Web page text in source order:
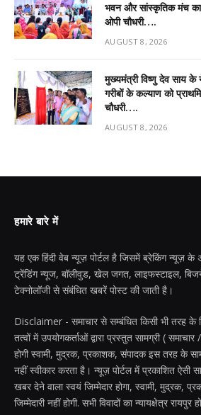
भवन और सांस्कृतिक मंच का
ओपी चौधरी….
AUGUST 8, 2026
मुख्यमंत्री विष्णु देव साय
गरीबों के कल्याण को
चौधरी….
AUGUST 8, 2026
हमारे बारे में
यह एक हिंदी वेब न्यूज़ पोर्टल है जिसमें ब्रेकिंग न्यूज़ के
ट्रेंडिंग न्यूज, बॉलीवुड, खेल जगत, लाइफस्टाइल,
टेक्नोलॉजी से संबंधित खबरें पोस्ट की जाती है।
Disclaimer - समाचार से सम्बंधित किसी भी तरह के
तत्वों में उपयोगकर्ताओं द्वारा प्रस्तुत सामग्री (
होगी स्वामी, मुद्रक, प्रकाशक, संपादक इस तरह के
नहीं स्वीकार करता है। न्यूज़ पोर्टल में प्रकाशित ऐसी
खबर देने वाला स्वयं जिम्मेदार होगा, स्वामी, मुद्रक,
जिम्मेदारी नहीं होगी. सभी विवादों का न्यायक्षेत्र रायपुर